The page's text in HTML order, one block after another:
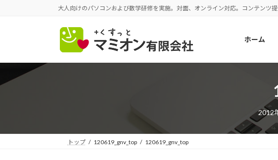
へ
キ
ョ
に
大人向けのパソコンおよび数学研修を実施。対面、オンライン対応。コンテンツ
ホーム
2012
トップ 120619_gnv_top 120619_gnv_top